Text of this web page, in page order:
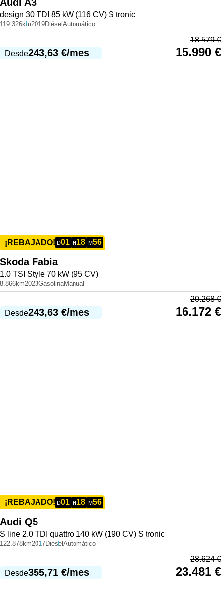
Audi A3
design 30 TDI 85 kW (116 CV) S tronic
119.326km2019Diésel Automático
Desde243,63 €/mes
18.579€
15.990 €
¡REBAJADO! D01 H 18 M56
Skoda Fabia
1.0 TSI Style 70 kW (95 CV)
8.866km2023GasolinaManual
Desde243,63 €/mes
20.268€
16.172 €
¡REBAJADO! D01 H18 M56
Audi Q5
S line 2.0 TDI quattro 140 kW (190 CV) S tronic
122.878km2017Diésel Automático
Desde355,71 €/mes
28.624€
23.481 €